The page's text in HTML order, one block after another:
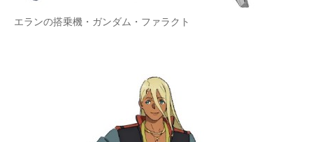
エランの搭乗機・ガンダム・ファラクト